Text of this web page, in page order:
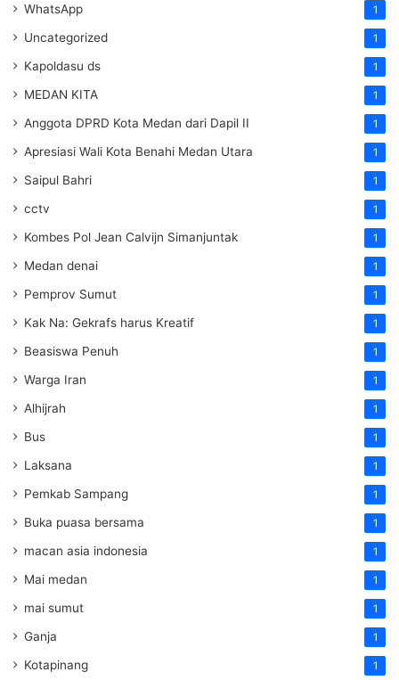
WhatsApp 1
Uncategorized 1
Kapoldasu ds 1
MEDAN KITA 1
Anggota DPRD Kota Medan dari Dapil II 1
Apresiasi Wali Kota Benahi Medan Utara 1
Saipul Bahri 1
cctv 1
Kombes Pol Jean Calvijn Simanjuntak 1
Medan denai 1
Pemprov Sumut 1
Kak Na: Gekrafs harus Kreatif 1
Beasiswa Penuh 1
Warga Iran 1
Alhijrah 1
Bus 1
Laksana 1
Pemkab Sampang 1
Buka puasa bersama 1
macan asia indonesia 1
Mai medan 1
mai sumut 1
Ganja 1
Kotapinang 1